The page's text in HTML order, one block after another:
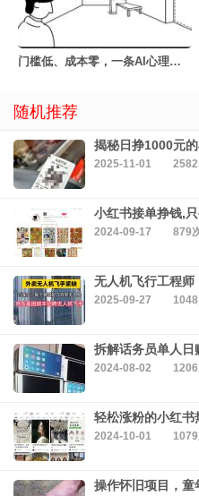
门槛低、成本零，一条AI心理学动画50块
随机推荐
揭秘日挣1000元
2025-11-01
小红书接单挣钱,
2024-09-17 879
无人机飞行工程
2025-09-27
拆解话务员单人日
2024-08-02
轻松涨粉的小红
2024-10-01
操作怀旧项目，童